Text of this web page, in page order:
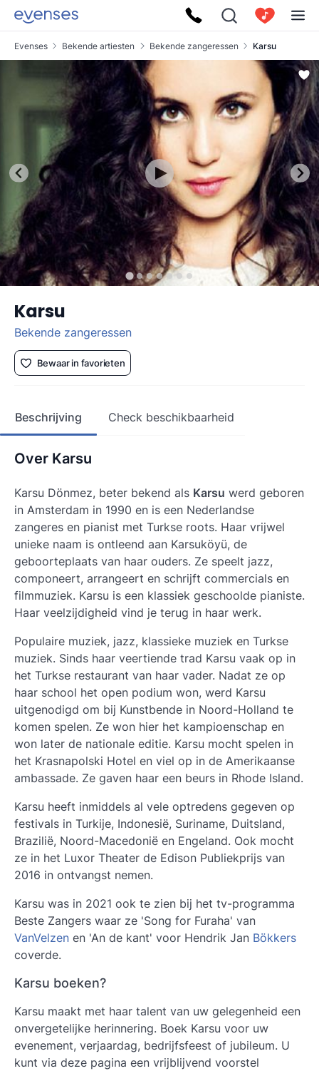
Evenses Bekende artiesten Bekende zangeressen Karsu
Karsu
Bekende zangeressen
Bewaar in favorieten
Beschrijving Check beschikbaarheid
Over Karsu
Karsu Dönmez, beter bekend als Karsu werd geboren
in Amsterdam in 1990 en is een Nederlandse
zangeres en pianist met Turkse roots. Haar vrijwel
unieke naam is ontleend aan Karsuköyü, de
geboorteplaats van haar ouders. Ze speelt jazz,
componeert, arrangeert en schrijft commercials en
filmmuziek. Karsu is een klassiek geschoolde pianiste.
Haar veelzijdigheid vind je terug in haar werk.
Populaire muziek, jazz, klassieke muziek en Turkse
muziek. Sinds haar veertiende trad Karsu vaak op in
het Turkse restaurant van haar vader. Nadat ze op
haar school het open podium won, werd Karsu
uitgenodigd om bij Kunstbende in Noord-Holland te
komen spelen. Ze won hier het kampioenschap en
won later de nationale editie. Karsu mocht spelen in
het Krasnapolski Hotel en viel op in de Amerikaanse
ambassade. Ze gaven haar een beurs in Rhode Island.
Karsu heeft inmiddels al vele optredens gegeven op
festivals in Turkije, Indonesië, Suriname, Duitsland,
Brazilië, Noord-Macedonië en Engeland. Ook mocht
ze in het Luxor Theater de Edison Publiekprijs van
2016 in ontvangst nemen.
Karsu was in 2021 ook te zien bij het tv-programma
Beste Zangers waar ze 'Song for Furaha' van
VanVelzen en 'An de kant' voor Hendrik Jan Bökkers
coverde.
Karsu boeken?
Karsu maakt met haar talent van uw gelegenheid een
onvergetelijke herinnering. Boek Karsu voor uw
evenement, verjaardag, bedrijfsfeest of jubileum. U
kunt via deze pagina een vrijblijvend voorstel